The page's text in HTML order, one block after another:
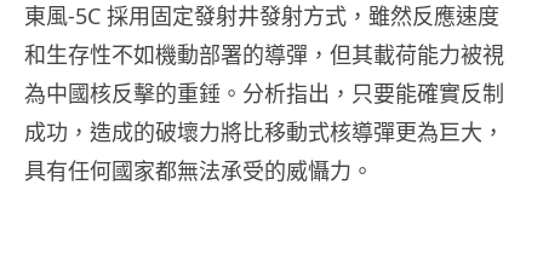
東風-5C 採用固定發射井發射方式，雖然反應速度
和生存性不如機動部署的導彈，但其載荷能力被視
為中國核反擊的重錘。分析指出，只要能確實反制
成功，造成的破壞力將比移動式核導彈更為巨大，
具有任何國家都無法承受的威懾力。